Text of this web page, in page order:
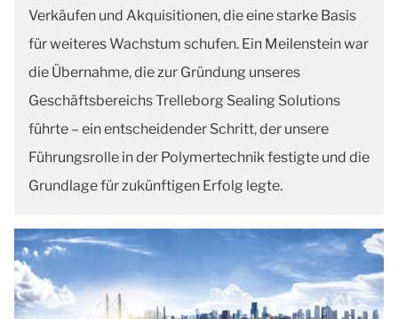
Verkäufen und Akquisitionen, die eine starke Basis
für weiteres Wachstum schufen. Ein Meilenstein war
die Übernahme, die zur Gründung unseres
Geschäftsbereichs Trelleborg Sealing Solutions
führte – ein entscheidender Schritt, der unsere
Führungsrolle in der Polymertechnik festigte und die
Grundlage für zukünftigen Erfolg legte.